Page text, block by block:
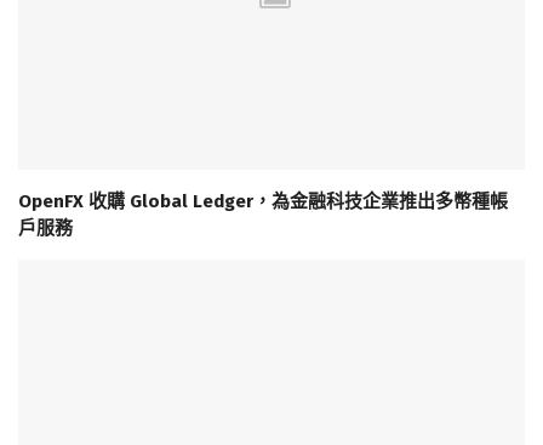
OpenFX 收購 Global Ledger，為金融科技企業推出多幣種帳
戶服務